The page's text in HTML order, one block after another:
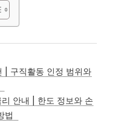
| 구직활동 인정 범위와
안내 | 한도 정보와 손
법